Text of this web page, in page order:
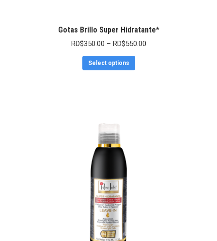
Gotas Brillo Super Hidratante*
RD$350.00 – RD$550.00
Select options